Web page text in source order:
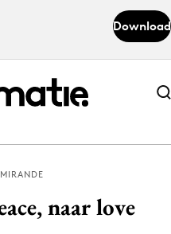
Download
Abonneer nu
Abonneer nu
naar love